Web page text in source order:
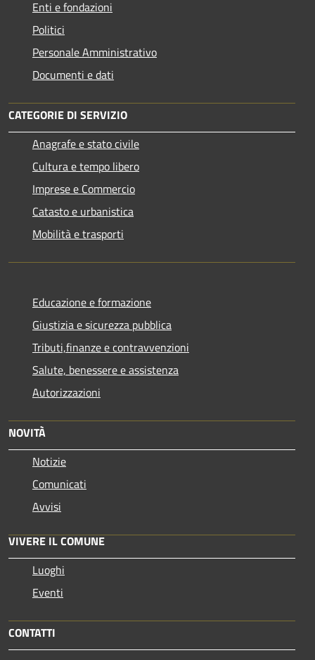
Enti e fondazioni
Politici
Personale Amministrativo
Documenti e dati
CATEGORIE DI SERVIZIO
Anagrafe e stato civile
Cultura e tempo libero
Imprese e Commercio
Catasto e urbanistica
Mobilità e trasporti
Educazione e formazione
Giustizia e sicurezza pubblica
Tributi,finanze e contravvenzioni
Salute, benessere e assistenza
Autorizzazioni
NOVITÀ
Notizie
Comunicati
Avvisi
VIVERE IL COMUNE
Luoghi
Eventi
CONTATTI